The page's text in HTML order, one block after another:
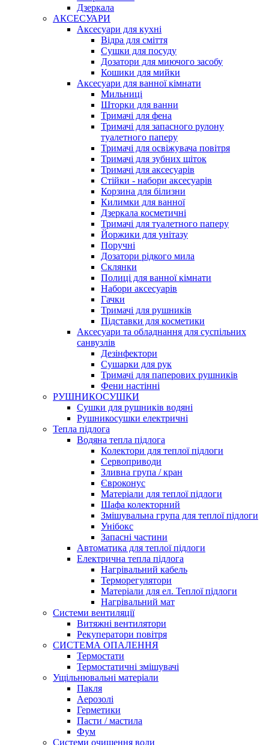
Дзеркала
АКСЕСУАРИ
Аксесуари для кухні
Відра для сміття
Сушки для посуду
Дозатори для миючого засобу
Кошики для мийки
Аксесуари для ванної кімнати
Мильниці
Шторки для ванни
Тримачі для фена
Тримачі для запасного рулону
туалетного паперу
Тримачі для освіжувача повітря
Тримачі для зубних щіток
Тримачі для аксесуарів
Стійки - набори аксесуарів
Корзина для білизни
Килимки для ванної
Дзеркала косметичні
Тримачі для туалетного паперу
Йоржики для унітазу
Поручні
Дозатори рідкого мила
Склянки
Полиці для ванної кімнати
Набори аксесуарів
Гачки
Тримачі для рушників
Підставки для косметики
Аксесуари та обладнання для суспільних
санвузлів
Дезінфектори
Сушарки для рук
Тримачі для паперових рушників
Фени настінні
РУШНИКОСУШКИ
Сушки для рушників водяні
Рушникосушки електричні
Тепла підлога
Водяна тепла підлога
Колектори для теплої підлоги
Сервоприводи
Зливна група / кран
Євроконус
Матеріали для теплої підлоги
Шафа колекторний
Змішувальна група для теплої підлоги
Унібокс
Запасні частини
Автоматика для теплої підлоги
Електрична тепла підлога
Нагрівальний кабель
Терморегулятори
Матеріали для ел. Теплої підлоги
Нагрівальний мат
Системи вентиляції
Витяжні вентилятори
Рекуператори повітря
СИСТЕМА ОПАЛЕННЯ
Термостати
Термостатичні змішувачі
Ущільнювальні матеріали
Пакля
Аерозолі
Герметики
Пасти / мастила
Фум
Системи очищення води